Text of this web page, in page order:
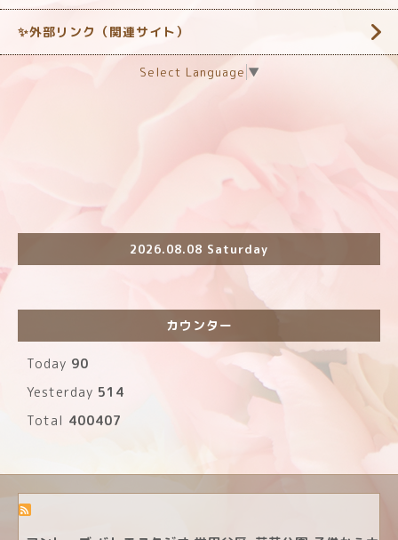
✨外部リンク（関連サイト）
Select Language ▼
2026.08.08 Saturday
カウンター
Today 90
Yesterday 514
Total 400407